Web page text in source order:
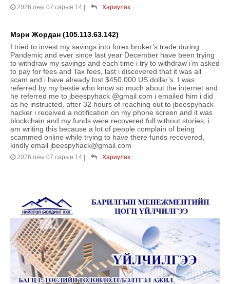
2026 оны 07 сарын 14 | Хариулах
Мэри Жордан (105.113.63.142)
I tried to invest my savings into forex broker’s trade during
Pandemic and ever since last year December have been trying
to withdraw my savings and each time i try to withdraw i’m asked
to pay for fees and Tax fees, last i discovered that it was all
scam and i have already lost $450,000 US dollar’s. I was
referred by my bestie who know so much about the internet and
he referred me to jbeespyhack @gmail com i emailed him i did
as he instructed, after 32 hours of reaching out to jbeespyhack
hacker i received a notification on my phone screen and it was
blockchain and my funds were recovered full without stories, i
am writing this because a lot of people complain of being
scammed online while trying to have there funds recovered,
kindly email jbeespyhack@gmail.com
2026 оны 07 сарын 14 | Хариулах